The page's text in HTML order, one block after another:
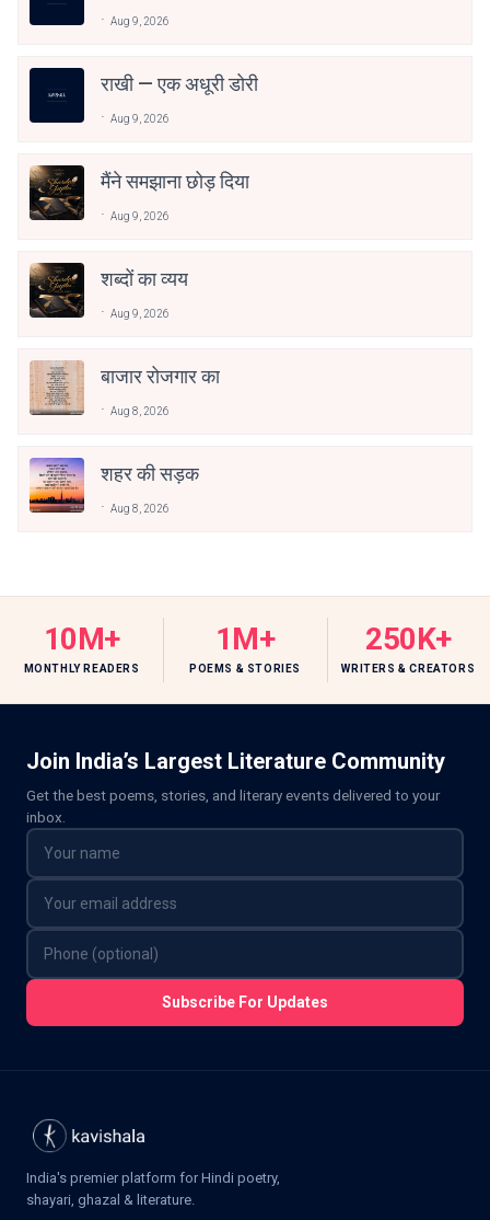
Aug 9, 2026
राखी — एक अधूरी डोरी
Aug 9, 2026
मैंने समझाना छोड़ दिया
Aug 9, 2026
शब्दों का व्यय
Aug 9, 2026
बाजार रोजगार का
Aug 8, 2026
शहर की सड़क
Aug 8, 2026
10M+
MONTHLY READERS
1M+
POEMS & STORIES
250K+
WRITERS & CREATORS
Join India’s Largest Literature Community
Get the best poems, stories, and literary events delivered to your
inbox.
Subscribe For Updates
India's premier platform for Hindi poetry,
shayari, ghazal & literature.